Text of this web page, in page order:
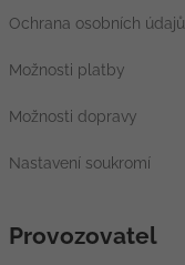
Ochrana osobních údajů
Možnosti platby
Možnosti dopravy
Nastavení soukromí
Provozovatel